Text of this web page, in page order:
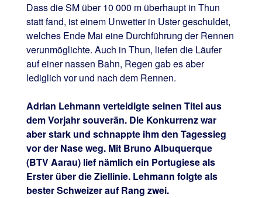
Dass die SM über 10 000 m überhaupt in Thun
statt fand, ist einem Unwetter in Uster geschuldet,
welches Ende Mai eine Durchführung der Rennen
verunmöglichte. Auch in Thun, liefen die Läufer
auf einer nassen Bahn, Regen gab es aber
lediglich vor und nach dem Rennen.
Adrian Lehmann verteidigte seinen Titel aus
dem Vorjahr souverän. Die Konkurrenz war
aber stark und schnappte ihm den Tagessieg
vor der Nase weg. Mit Bruno Albuquerque
(BTV Aarau) lief nämlich ein Portugiese als
Erster über die Ziellinie. Lehmann folgte als
bester Schweizer auf Rang zwei.